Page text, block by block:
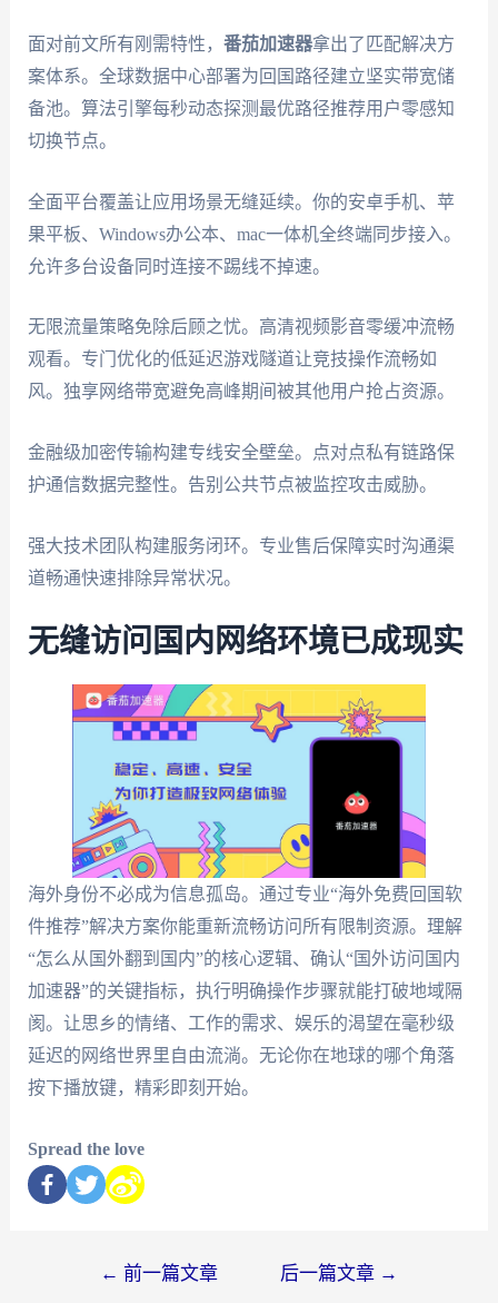
面对前文所有刚需特性， 番茄加速器拿出了匹配解决方
案体系。全球数据中心部署为回国路径建立坚实带宽储
备池。算法引擎每秒动态探测最优路径推荐用户零感知
切换节点。
全面平台覆盖让应用场景无缝延续。你的安卓手机、苹
果平板、Windows办公本、mac一体机全终端同步接入。
允许多台设备同时连接不踢线不掉速。
无限流量策略免除后顾之忧。高清视频影音零缓冲流畅
观看。专门优化的低延迟游戏隧道让竞技操作流畅如
风。独享网络带宽避免高峰期间被其他用户抢占资源。
金融级加密传输构建专线安全壁垒。点对点私有链路保
护通信数据完整性。告别公共节点被监控攻击威胁。
强大技术团队构建服务闭环。专业售后保障实时沟通渠
道畅通快速排除异常状况。
无缝访问国内网络环境已成现实
海外身份不必成为信息孤岛。通过专业“海外免费回国软
件推荐”解决方案你能重新流畅访问所有限制资源。理解
“怎么从国外翻到国内”的核心逻辑、确认“国外访问国内
加速器”的关键指标，执行明确操作步骤就能打破地域隔
阂。让思乡的情绪、工作的需求、娱乐的渴望在毫秒级
延迟的网络世界里自由流淌。无论你在地球的哪个角落
按下播放键，精彩即刻开始。
Spread the love
← 前一篇文章 后一篇文章 →